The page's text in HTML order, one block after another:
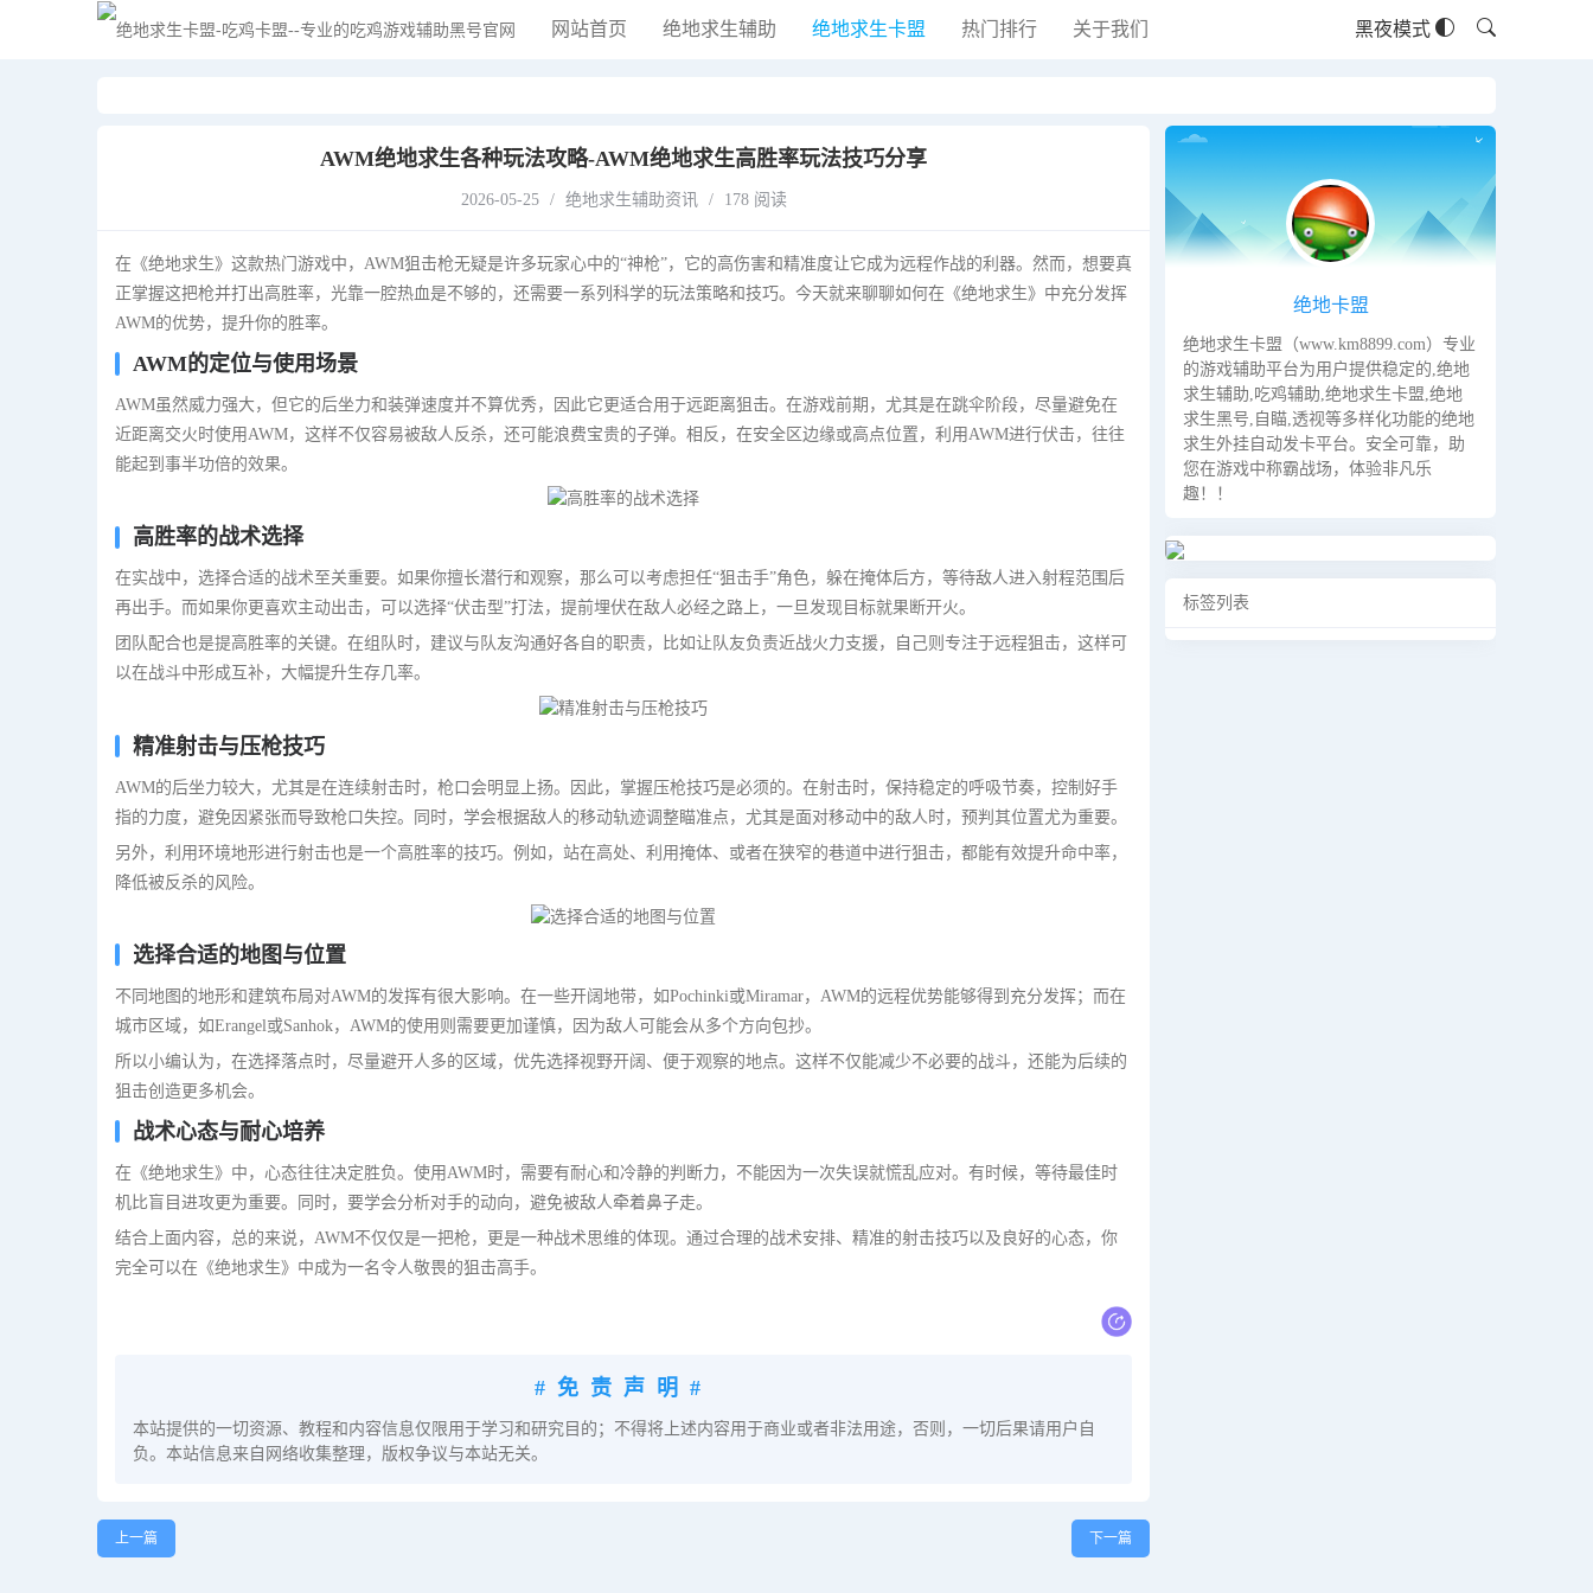
网站首页 绝地求生辅助 绝地求生卡盟 热门排行 关于我们 黑夜模式
AWM绝地求生各种玩法攻略-AWM绝地求生高胜率玩法技巧分享
2026-05-25 / 绝地求生辅助资讯 / 178 阅读
在《绝地求生》这款热门游戏中，AWM狙击枪无疑是许多玩家心中的“神枪”，它的高伤害和精准度让它成为远程作战的利器。然而，想要真
正掌握这把枪并打出高胜率，光靠一腔热血是不够的，还需要一系列科学的玩法策略和技巧。今天就来聊聊如何在《绝地求生》中充分发挥
AWM的优势，提升你的胜率。
AWM的定位与使用场景
AWM虽然威力强大，但它的后坐力和装弹速度并不算优秀，因此它更适合用于远距离狙击。在游戏前期，尤其是在跳伞阶段，尽量避免在
近距离交火时使用AWM，这样不仅容易被敌人反杀，还可能浪费宝贵的子弹。相反，在安全区边缘或高点位置，利用AWM进行伏击，往往
能起到事半功倍的效果。
高胜率的战术选择
在实战中，选择合适的战术至关重要。如果你擅长潜行和观察，那么可以考虑担任“狙击手”角色，躲在掩体后方，等待敌人进入射程范围后
再出手。而如果你更喜欢主动出击，可以选择“伏击型”打法，提前埋伏在敌人必经之路上，一旦发现目标就果断开火。
团队配合也是提高胜率的关键。在组队时，建议与队友沟通好各自的职责，比如让队友负责近战火力支援，自己则专注于远程狙击，这样可
以在战斗中形成互补，大幅提升生存几率。
精准射击与压枪技巧
AWM的后坐力较大，尤其是在连续射击时，枪口会明显上扬。因此，掌握压枪技巧是必须的。在射击时，保持稳定的呼吸节奏，控制好手
指的力度，避免因紧张而导致枪口失控。同时，学会根据敌人的移动轨迹调整瞄准点，尤其是面对移动中的敌人时，预判其位置尤为重要。
另外，利用环境地形进行射击也是一个高胜率的技巧。例如，站在高处、利用掩体、或者在狭窄的巷道中进行狙击，都能有效提升命中率，
降低被反杀的风险。
选择合适的地图与位置
不同地图的地形和建筑布局对AWM的发挥有很大影响。在一些开阔地带，如Pochinki或Miramar，AWM的远程优势能够得到充分发挥；而在
城市区域，如Erangel或Sanhok，AWM的使用则需要更加谨慎，因为敌人可能会从多个方向包抄。
所以小编认为，在选择落点时，尽量避开人多的区域，优先选择视野开阔、便于观察的地点。这样不仅能减少不必要的战斗，还能为后续的
狙击创造更多机会。
战术心态与耐心培养
在《绝地求生》中，心态往往决定胜负。使用AWM时，需要有耐心和冷静的判断力，不能因为一次失误就慌乱应对。有时候，等待最佳时
机比盲目进攻更为重要。同时，要学会分析对手的动向，避免被敌人牵着鼻子走。
结合上面内容，总的来说，AWM不仅仅是一把枪，更是一种战术思维的体现。通过合理的战术安排、精准的射击技巧以及良好的心态，你
完全可以在《绝地求生》中成为一名令人敬畏的狙击高手。
#免责声明#
本站提供的一切资源、教程和内容信息仅限用于学习和研究目的；不得将上述内容用于商业或者非法用途，否则，一切后果请用户自
负。本站信息来自网络收集整理，版权争议与本站无关。
上一篇 下一篇
绝地卡盟
绝地求生卡盟（www.km8899.com）专业
的游戏辅助平台为用户提供稳定的,绝地
求生辅助,吃鸡辅助,绝地求生卡盟,绝地
求生黑号,自瞄,透视等多样化功能的绝地
求生外挂自动发卡平台。安全可靠，助
您在游戏中称霸战场，体验非凡乐
趣！！
标签列表